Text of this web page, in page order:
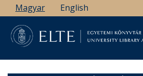
Ugrás
a
tartalomra
Magyar English